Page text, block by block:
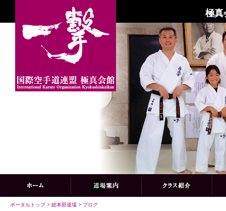
極真
ポータルトップ> 総本部道場 > ブログ